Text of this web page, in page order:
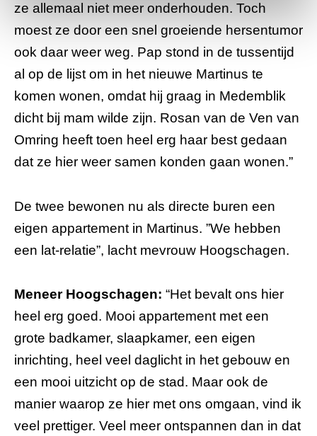
ze allemaal niet meer onderhouden. Toch
moest ze door een snel groeiende hersentumor
ook daar weer weg. Pap stond in de tussentijd
al op de lijst om in het nieuwe Martinus te
komen wonen, omdat hij graag in Medemblik
dicht bij mam wilde zijn. Rosan van de Ven van
Omring heeft toen heel erg haar best gedaan
dat ze hier weer samen konden gaan wonen.”
De twee bewonen nu als directe buren een
eigen appartement in Martinus. ”We hebben
een lat-relatie”, lacht mevrouw Hoogschagen.
Meneer Hoogschagen: “Het bevalt ons hier
heel erg goed. Mooi appartement met een
grote badkamer, slaapkamer, een eigen
inrichting, heel veel daglicht in het gebouw en
een mooi uitzicht op de stad. Maar ook de
manier waarop ze hier met ons omgaan, vind ik
veel prettiger. Veel meer ontspannen dan in dat